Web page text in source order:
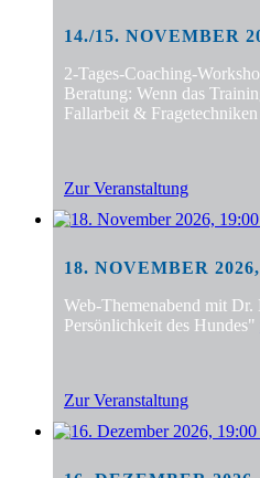
14./15. NOVEMBER
2-Tages-Coaching-
Beratung: Wenn das
Fallarbeit &
Zur Veranstaltung
18. NOVEMBER
Web-Themenabend mit
Persönlichkeit des Hundes"
Zur Veranstaltung